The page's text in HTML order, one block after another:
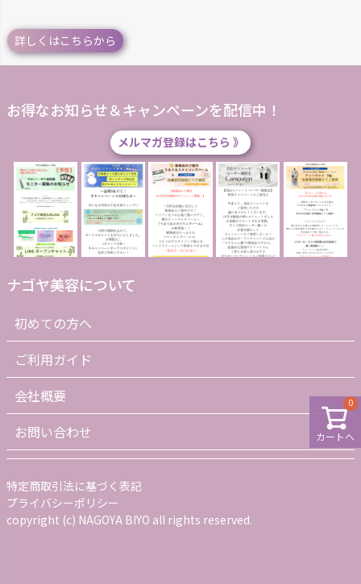
カートへ
0
詳しくはこちらから
お得なお知らせ＆キャンペーンを配信中！
メルマガ登録はこちら 》
ナゴヤ美容について
初めての方へ
ご利用ガイド
会社概要
お問い合わせ
特定商取引法に基づく表記
プライバシーポリシー
copyright (c) NAGOYA BIYO all rights reserved.